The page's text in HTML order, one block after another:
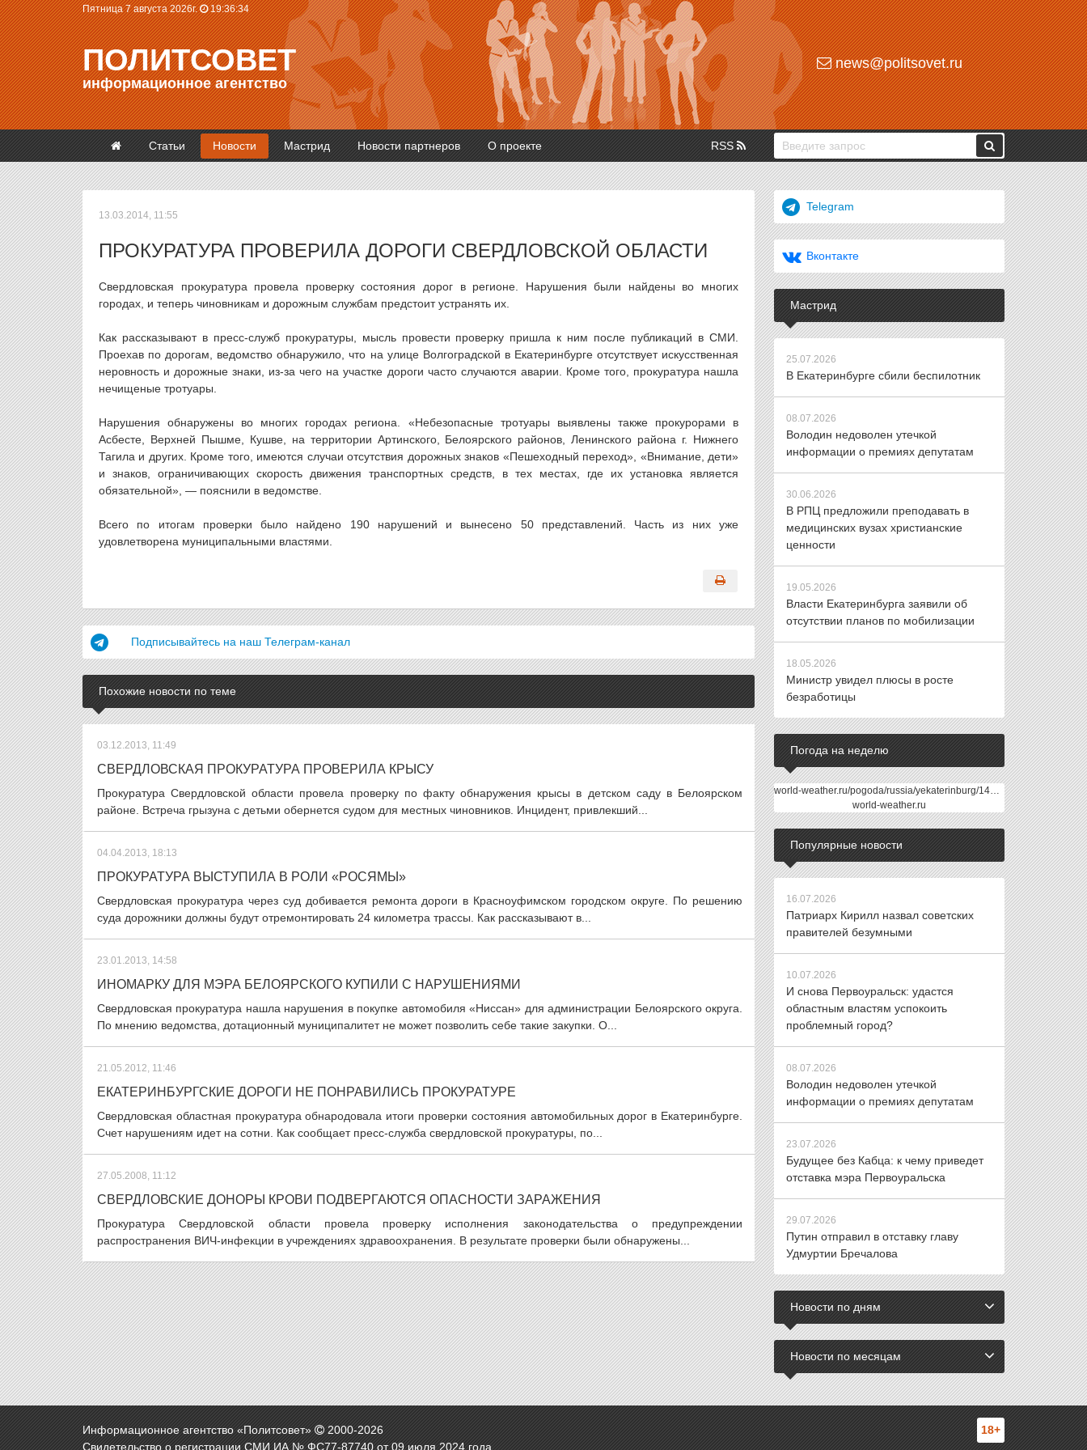
Пятница 7 августа 2026г. 19:36:34
ПОЛИТСОВЕТ
информационное агентство
news@politsovet.ru
Статьи Новости Мастрид Новости партнеров О проекте RSS
13.03.2014, 11:55
ПРОКУРАТУРА ПРОВЕРИЛА ДОРОГИ СВЕРДЛОВСКОЙ ОБЛАСТИ
Свердловская прокуратура провела проверку состояния дорог в регионе. Нарушения были найдены во многих
городах, и теперь чиновникам и дорожным службам предстоит устранять их.
Как рассказывают в пресс-служб прокуратуры, мысль провести проверку пришла к ним после публикаций в СМИ.
Проехав по дорогам, ведомство обнаружило, что на улице Волгоградской в Екатеринбурге отсутствует искусственная
неровность и дорожные знаки, из-за чего на участке дороги часто случаются аварии. Кроме того, прокуратура нашла
нечищеные тротуары.
Нарушения обнаружены во многих городах региона. «Небезопасные тротуары выявлены также прокурорами в
Асбесте, Верхней Пышме, Кушве, на территории Артинского, Белоярского районов, Ленинского района г. Нижнего
Тагила и других. Кроме того, имеются случаи отсутствия дорожных знаков «Пешеходный переход», «Внимание, дети»
и знаков, ограничивающих скорость движения транспортных средств, в тех местах, где их установка является
обязательной», — пояснили в ведомстве.
Всего по итогам проверки было найдено 190 нарушений и вынесено 50 представлений. Часть из них уже
удовлетворена муниципальными властями.
Подписывайтесь на наш Телеграм-канал
Похожие новости по теме
03.12.2013, 11:49
СВЕРДЛОВСКАЯ ПРОКУРАТУРА ПРОВЕРИЛА КРЫСУ
Прокуратура Свердловской области провела проверку по факту обнаружения крысы в детском саду в Белоярском
районе. Встреча грызуна с детьми обернется судом для местных чиновников. Инцидент, привлекший...
04.04.2013, 18:13
ПРОКУРАТУРА ВЫСТУПИЛА В РОЛИ «РОСЯМЫ»
Свердловская прокуратура через суд добивается ремонта дороги в Красноуфимском городском округе. По решению
суда дорожники должны будут отремонтировать 24 километра трассы. Как рассказывают в...
23.01.2013, 14:58
ИНОМАРКУ ДЛЯ МЭРА БЕЛОЯРСКОГО КУПИЛИ С НАРУШЕНИЯМИ
Свердловская прокуратура нашла нарушения в покупке автомобиля «Ниссан» для администрации Белоярского округа.
По мнению ведомства, дотационный муниципалитет не может позволить себе такие закупки. О...
21.05.2012, 11:46
ЕКАТЕРИНБУРГСКИЕ ДОРОГИ НЕ ПОНРАВИЛИСЬ ПРОКУРАТУРЕ
Свердловская областная прокуратура обнародовала итоги проверки состояния автомобильных дорог в Екатеринбурге.
Счет нарушениям идет на сотни. Как сообщает пресс-служба свердловской прокуратуры, по...
27.05.2008, 11:12
СВЕРДЛОВСКИЕ ДОНОРЫ КРОВИ ПОДВЕРГАЮТСЯ ОПАСНОСТИ ЗАРАЖЕНИЯ
Прокуратура Свердловской области провела проверку исполнения законодательства о предупреждении
распространения ВИЧ-инфекции в учреждениях здравоохранения. В результате проверки были обнаружены...
Telegram
Вконтакте
Мастрид
25.07.2026
В Екатеринбурге сбили беспилотник
08.07.2026
Володин недоволен утечкой
информации о премиях депутатам
30.06.2026
В РПЦ предложили преподавать в
медицинских вузах христианские
ценности
19.05.2026
Власти Екатеринбурга заявили об
отсутствии планов по мобилизации
18.05.2026
Министр увидел плюсы в росте
безработицы
Погода на неделю
world-weather.ru/pogoda/russia/yekaterinburg/14days/
world-weather.ru
Популярные новости
16.07.2026
Патриарх Кирилл назвал советских
правителей безумными
10.07.2026
И снова Первоуральск: удастся
областным властям успокоить
проблемный город?
08.07.2026
Володин недоволен утечкой
информации о премиях депутатам
23.07.2026
Будущее без Кабца: к чему приведет
отставка мэра Первоуральска
29.07.2026
Путин отправил в отставку главу
Удмуртии Бречалова
Новости по дням
Новости по месяцам
Информационное агентство «Политсовет» 2000-2026
Свидетельство о регистрации СМИ ИА № ФС77-87740 от 09 июля 2024 года.
18+